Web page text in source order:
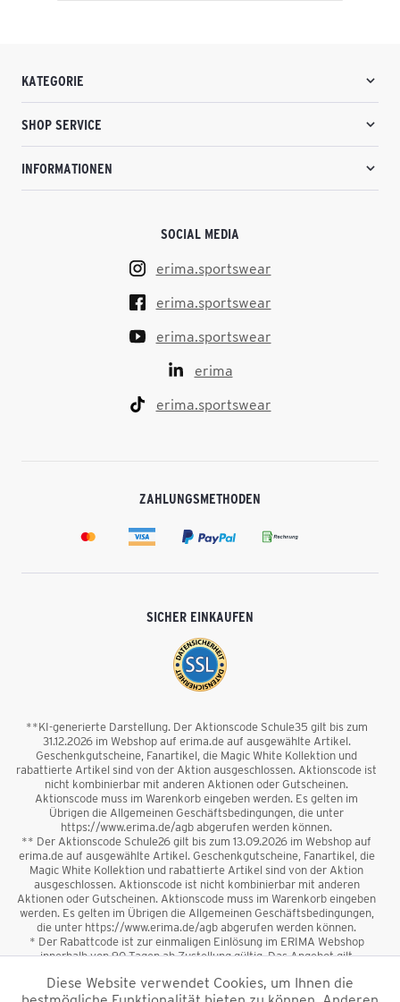
KATEGORIE
SHOP SERVICE
INFORMATIONEN
SOCIAL MEDIA
erima.sportswear
erima.sportswear
erima.sportswear
erima
erima.sportswear
ZAHLUNGSMETHODEN
SICHER EINKAUFEN
**KI-generierte Darstellung. Der Aktionscode Schule35 gilt bis zum
31.12.2026 im Webshop auf erima.de auf ausgewählte Artikel.
Geschenkgutscheine, Fanartikel, die Magic White Kollektion und
rabattierte Artikel sind von der Aktion ausgeschlossen. Aktionscode ist
nicht kombinierbar mit anderen Aktionen oder Gutscheinen.
Aktionscode muss im Warenkorb eingeben werden. Es gelten im
Übrigen die Allgemeinen Geschäftsbedingungen, die unter
https://www.erima.de/agb abgerufen werden können.
** Der Aktionscode Schule26 gilt bis zum 13.09.2026 im Webshop auf
erima.de auf ausgewählte Artikel. Geschenkgutscheine, Fanartikel, die
Magic White Kollektion und rabattierte Artikel sind von der Aktion
ausgeschlossen. Aktionscode ist nicht kombinierbar mit anderen
Aktionen oder Gutscheinen. Aktionscode muss im Warenkorb eingeben
werden. Es gelten im Übrigen die Allgemeinen Geschäftsbedingungen,
die unter https://www.erima.de/agb abgerufen werden können.
* Der Rabattcode ist zur einmaligen Einlösung im ERIMA Webshop
innerhalb von 90 Tagen ab Zustellung gültig. Das Angebot gilt
sowie Geschenkgutscheine sind vom Rabatt ausgeschlossen. Der
Rabattcode ist nicht mit anderen Aktionen oder Gutscheinen
Diese Website verwendet Cookies, um Ihnen die